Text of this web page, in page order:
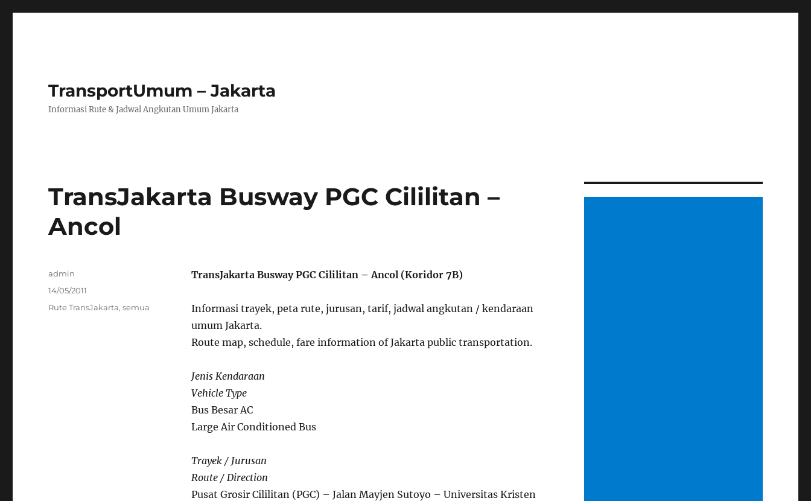
TransportUmum – Jakarta
Informasi Rute & Jadwal Angkutan Umum Jakarta
TransJakarta Busway PGC Cililitan –
Ancol
TransJakarta Busway PGC Cililitan – Ancol (Koridor 7B)
Informasi trayek, peta rute, jurusan, tarif, jadwal angkutan / kendaraan
umum Jakarta.
Route map, schedule, fare information of Jakarta public transportation.
Jenis Kendaraan
Vehicle Type
Bus Besar AC
Large Air Conditioned Bus
Trayek / Jurusan
Route / Direction
Pusat Grosir Cililitan (PGC) – Jalan Mayjen Sutoyo – Universitas Kristen
Author
admin
Posted
14/05/2011
Categories
Rute TransJakarta,semua